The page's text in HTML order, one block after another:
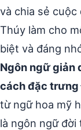
và chia sẻ cuộc
Thúy làm cho
biệt và đáng
Ngôn ngữ giản
cách đặc trưng
từ ngữ hoa mỹ
là ngôn ngữ